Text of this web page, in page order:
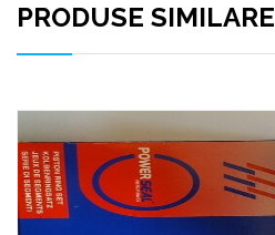
PRODUSE SIMILARE